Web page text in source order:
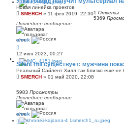
Новая линейка проектов
SMERCH » 11 фев 2019, 22:301 Ответы
5369
Последнее сообщение
shrek
12 июн 2023, 00:27
Silent Hill существует: мужчина
Реальный Сайлент Хилл так близко еще не
SMERCH » 01 май 2020, 22:08
5983 Просмотры
Последнее сообщение
shrek